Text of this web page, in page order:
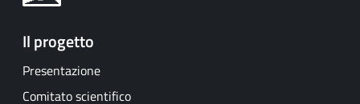
Il progetto
Presentazione
Comitato scientifico